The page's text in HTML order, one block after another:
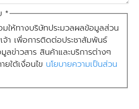
*
มให้ทางบริษัทประมวลผลข้อมูลส่วน
า เพื่อการติดต่อประชาสัมพันธ์
ลข่าวสาร สินค้าและบริการต่างๆ
ใต้เงื่อนไข นโยบายความเป็นส่วน